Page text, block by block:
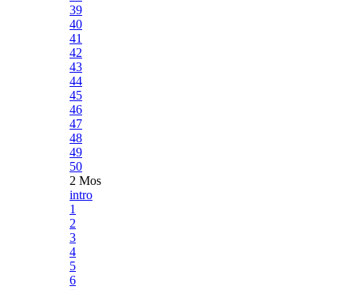
39
40
41
42
43
44
45
46
47
48
49
50
2 Mos
intro
1
2
3
4
5
6